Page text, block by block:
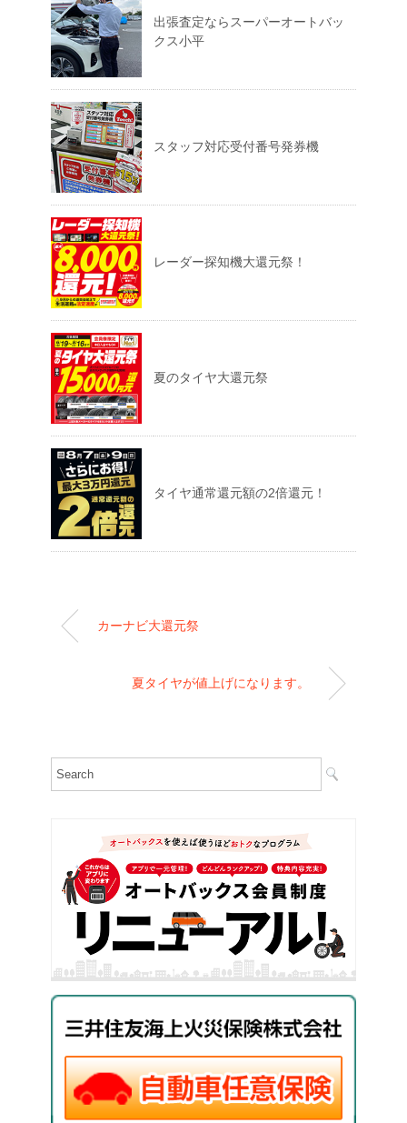
出張査定ならスーパーオートバッ
クス小平
スタッフ対応受付番号発券機
レーダー探知機大還元祭！
夏のタイヤ大還元祭
タイヤ通常還元額の2倍還元！
カーナビ大還元祭
夏タイヤが値上げになります。